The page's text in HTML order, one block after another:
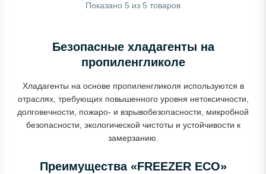
Показано 5 из 5 товаров
Безопасные хладагенты на
пропиленгликоле
Хладагенты на основе пропиленгликоля используются в
отраслях, требующих повышенного уровня нетоксичности,
долговечности, пожаро- и взрывобезопасности, микробной
безопасности, экологической чистоты и устойчивости к
замерзанию.
Преимущества «FREEZER ECO»